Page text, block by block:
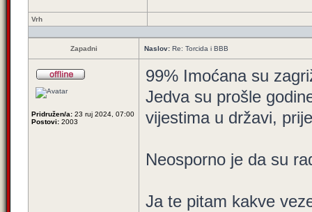
Vrh
Zapadni Naslov: Re: Torcida i BBB
Pridružen/a: 23 ruj 2024, 07:00
Postovi: 2003
99% Imoćana su
Jedva su prošle
vijestima u državi,
Neosporno je da su
Ja te pitam kakve